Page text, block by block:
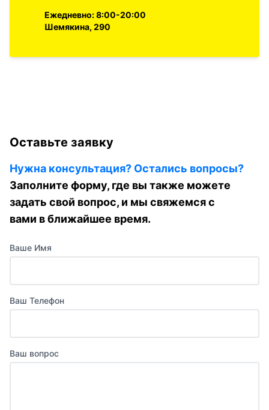
Ежедневно: 8:00-20:00
Шемякина, 290
Оставьте заявку
Нужна консультация? Остались вопросы?
Заполните форму, где вы также можете
задать свой вопрос, и мы свяжемся с
вами в ближайшее время.
Ваше Имя
Ваш Телефон
Ваш вопрос